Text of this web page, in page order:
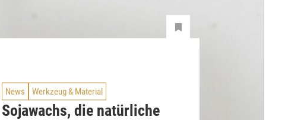
News Werkzeug & Material
Sojawachs, die natürliche